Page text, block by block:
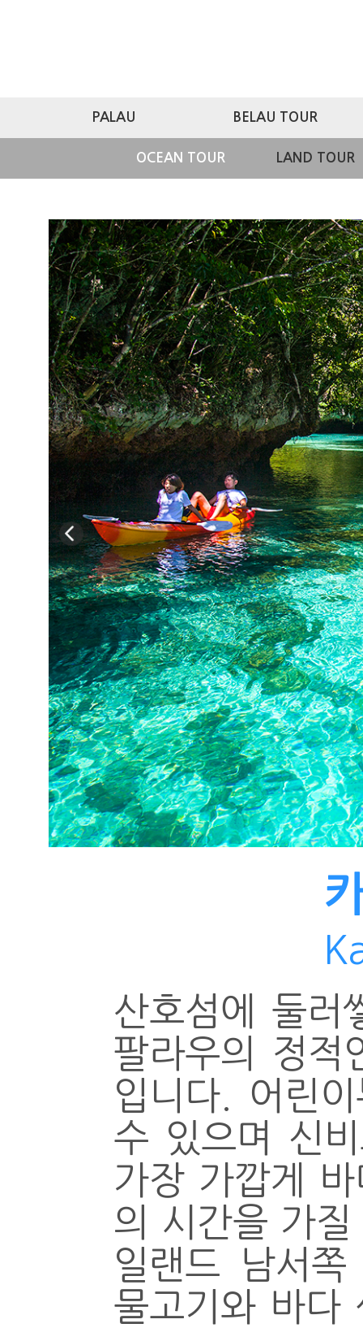
PALAU BELAU TOUR
OCEAN TOUR LAND TOUR
산호섬에 둘러
팔라우의 정적
입니다. 어린
수 있으며 신
가장 가깝게
의 시간을 가
일랜드 남서
물고기와 바다